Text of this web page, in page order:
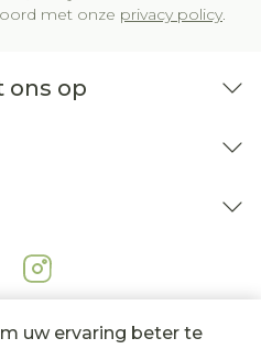
uw ervaring beter te
met onze privacy policy.
ons op